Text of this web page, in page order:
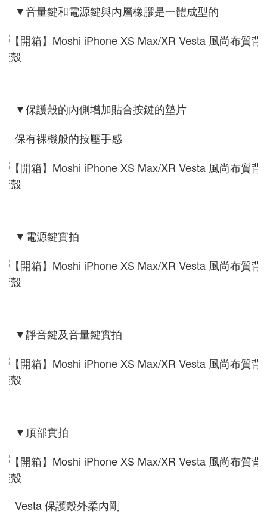
▼音量鍵和電源鍵與內層橡膠是一體成型的
▼保護殼的內側增加貼合按鍵的墊片
保有裸機般的按壓手感
▼電源鍵實拍
▼靜音鍵及音量鍵實拍
▼頂部實拍
Vesta 保護殼外柔內剛